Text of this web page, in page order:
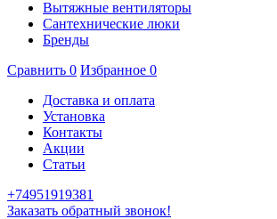
Вытяжные вентиляторы
Сантехнические люки
Бренды
Сравнить 0 Избранное 0
Доставка и оплата
Установка
Контакты
Акции
Статьи
+74951919381
Заказать обратный звонок!